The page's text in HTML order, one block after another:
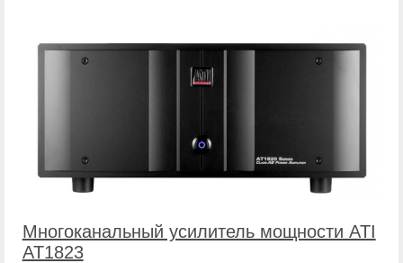
Многоканальный усилитель мощности ATI
AT1823